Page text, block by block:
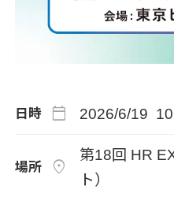
日時 calendar_today 2026/6/19
場所 location_on
第18回 HR
ト）